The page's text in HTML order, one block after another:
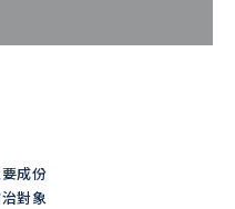
成份
對象